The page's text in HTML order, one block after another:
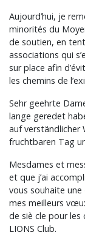
Aujourd’hui, je
minorités du
de soutien, en
associations qui
sur place afin
les chemins de
Sehr geehrte
lange geredet
auf verständlicher
fruchtbaren Tag
Mesdames et
et que j’ai
vous souhaite
mes meilleurs
de siè cle pour les
LIONS Club.